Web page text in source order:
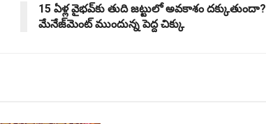
15 ఏళ్ల వైభవ్‌కు తుది జట్టులో అవకాశం దక్కుతుందా?
మేనేజ్‌మెంట్ ముందున్న పెద్ద చిక్కు